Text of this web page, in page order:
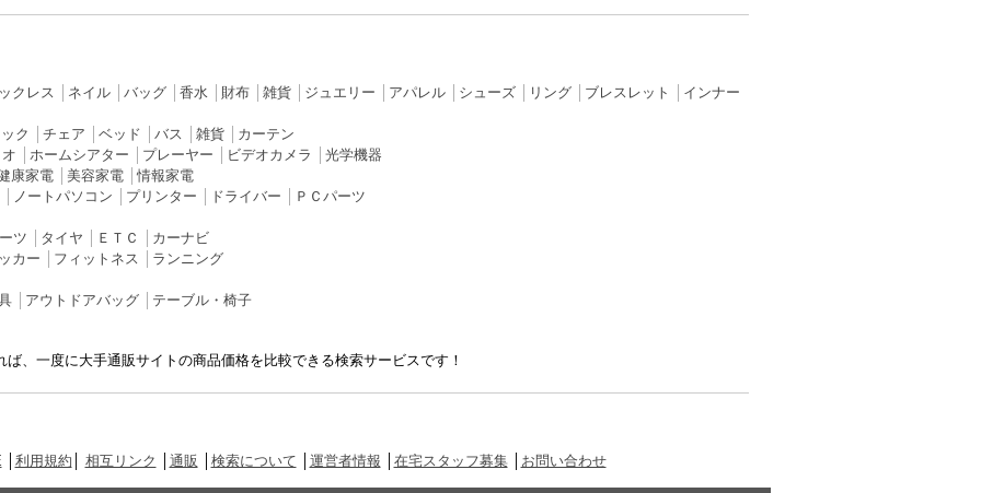
クレス ネイル バッグ 香水 財布 雑貨 ジュエリー アパレル シューズ リング ブレスレット インナー
ク チェア ベッド バス 雑貨
カーテン
ホームシアター プレーヤー ビデオカメラ
光学機器
康家電
美容家電 │情報家電
ノートパソコン プリンター ドライバー ＰＣパーツ
ツ タイヤ ＥＴＣ
カーナビ
カー
フィットネス ランニング
アウトドアバッグ テーブル・椅子
、一度に大手通販サイトの商品価格を比較できる検索サービスです！
利用規約 相互リンク 通販 検索について 運営者情報 在宅スタッフ募集│ お問い合わせ